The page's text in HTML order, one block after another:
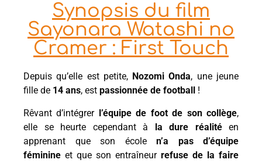
Synopsis du film
Sayonara Watashi no
Cramer : First Touch
Depuis qu’elle est petite, Nozomi Onda, une jeune
fille de 14 ans, est passionnée de football !
Rêvant d’intégrer l’équipe de foot de son collège,
elle se heurte cependant à
la dure réalitéen
apprenant que son école n’a pas d’équipe
féminine et que son entraîneur refuse de la faire